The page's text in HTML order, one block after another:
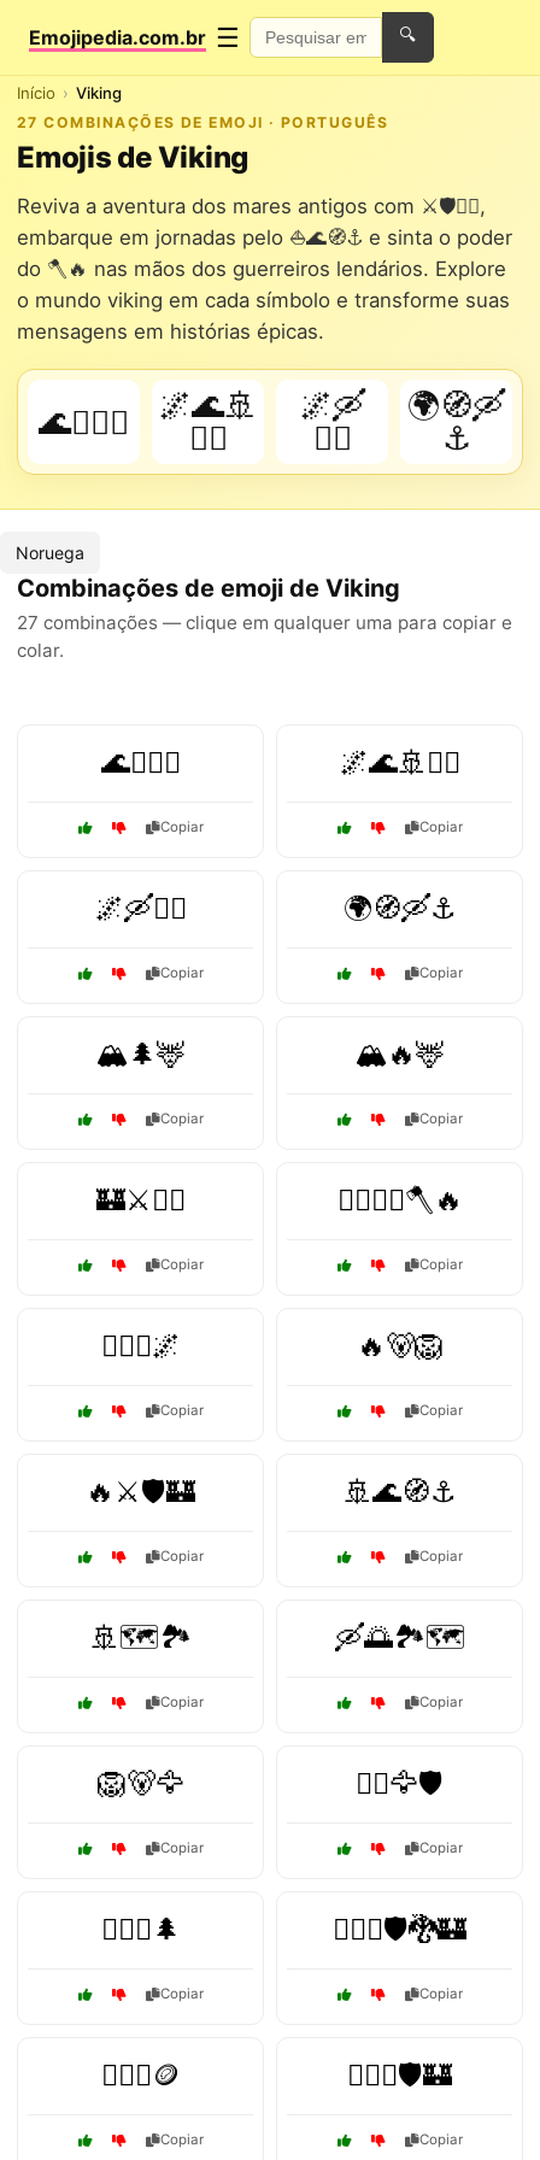
Emojipedia.com.br ☰ 🔍
Início Viking
27 COMBINAÇÕES DE EMOJI · PORTUGUÊS
Emojis de Viking
Reviva a aventura dos mares antigos com ⚔️🛡️🏴‍☠️,
embarque em jornadas pelo ⛵🌊🧭⚓ e sinta o poder
do 🪓🔥 nas mãos dos guerreiros lendários. Explore
o mundo viking em cada símbolo e transforme suas
mensagens em histórias épicas.
🌊🏴‍☠️⚔️
🌌🌊🚢
🏴‍☠️
🌌🛶
🏴‍☠️
🌍🧭🛶
⚓
Noruega
Combinações de emoji de Viking
27 combinações — clique em qualquer uma para copiar e
colar.
🌊🏴‍☠️⚔️
Copiar
🌌🌊🚢🏴‍☠️
Copiar
🌌🛶🏴‍☠️
Copiar
🌍🧭🛶⚓
Copiar
🏔️🌲🦌
Copiar
🏔️🔥🦌
Copiar
🏰⚔️🧝‍♂️
Copiar
🏴‍☠️🧝‍♂️🪓🔥
Copiar
🏴‍☠️⚔️🌌
Copiar
🔥🐻🦁
Copiar
🔥⚔️🛡️🏰
Copiar
🚢🌊🧭⚓
Copiar
🚢🗺️🏞️
Copiar
🛶🌅🏞️🗺️
Copiar
🦁🐻🦅
Copiar
🧙‍♂️🦅🛡️
Copiar
🧙‍♂️⚔️🌲
Copiar
🧙‍♂️⚔️🛡️🐉🏰
Copiar
🧝‍♂️⚓🪙
Copiar
🧝‍♂️⚔️🛡️🏰
Copiar